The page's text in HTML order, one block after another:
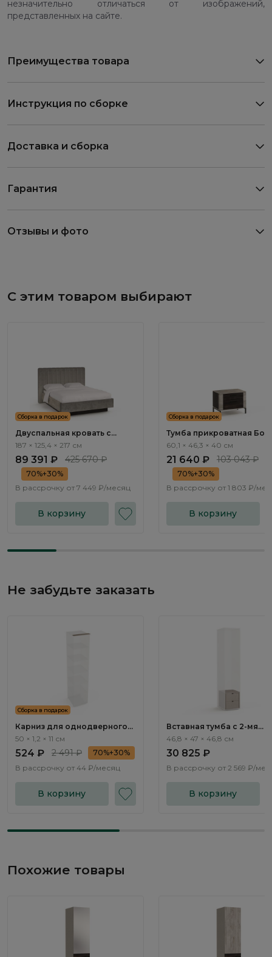
незначительно отличаться от изображений,
представленных на сайте.
Преимущества товара
Инструкция по сборке
Доставка и сборка
Гарантия
Отзывы и фото
С этим товаром выбирают
Сборка в подарок
Двуспальная кровать с
подъемным механизмом
Бостон / Boston BT201.1
187 × 125,4 × 217 см
89 391 ₽ 425 670 ₽
70%+30%
В рассрочку от 7 449 ₽/месяц
В корзину
Сборка в подарок
Тумба прикроватная
/ Boston BT011.0
60,1 × 46,3 × 40 см
21 640 ₽ 103 043 ₽
70%+30%
В рассрочку от 1 803 ₽/
В корзину
Не забудьте заказать
Сборка в подарок
Карниз для однодверного
шкафа Бостон / Boston
BT170.0
50 × 1,2 × 11 см
524 ₽ 2 491 ₽
70%+30%
В рассрочку от 44 ₽/месяц
В корзину
Вставная тумба c 2-мя
ящиками SV555
46,8 × 47 × 46,8 см
30 825 ₽
В рассрочку от 2 569 ₽/
В корзину
Похожие товары